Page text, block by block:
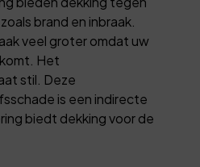
brand en inbraak.
veel groter omdat uw
Het
stil. Deze
is een indirecte
biedt dekking voor de